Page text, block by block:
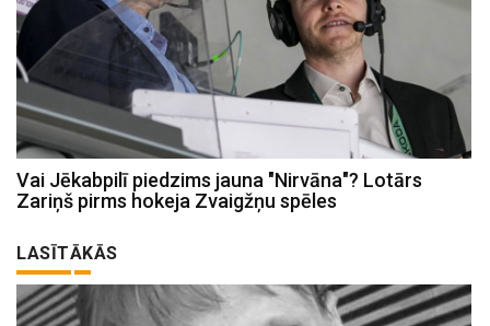
Vai Jēkabpilī piedzims jauna "Nirvāna"? Lotārs
Zariņš pirms hokeja Zvaigžņu spēles
LASĪTĀKĀS